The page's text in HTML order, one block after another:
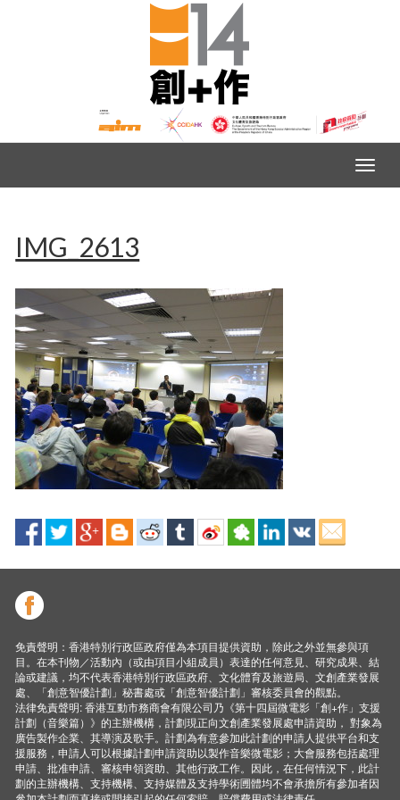
IMG_2613
免責聲明：香港特別行政區政府僅為本項目提供資助，除此之外並無參與項
目。在本刊物／活動內（或由項目小組成員）表達的任何意見、研究成果、結
論或建議，均不代表香港特別行政區政府、文化體育及旅遊局、文創產業發展
處、「創意智優計劃」秘書處或「創意智優計劃」審核委員會的觀點。
法律免責聲明: 香港互動市務商會有限公司乃《第十四屆微電影「創+作」支援
計劃（音樂篇）》的主辦機構，計劃現正向文創產業發展處申請資助， 對象為
廣告製作企業、其導演及歌手。計劃為有意參加此計劃的申請人提供平台和支
援服務，申請人可以根據計劃申請資助以製作音樂微電影；大會服務包括處理
申請、批准申請、審核申領資助、其他行政工作。因此，在任何情況下，此計
劃的主辦機構、支持機構、支持媒體及支持學術圑體均不會承擔所有參加者因